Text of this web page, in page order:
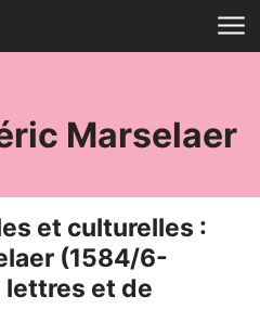
Marselaer
et culturelles :
(1584/6-
lettres et de